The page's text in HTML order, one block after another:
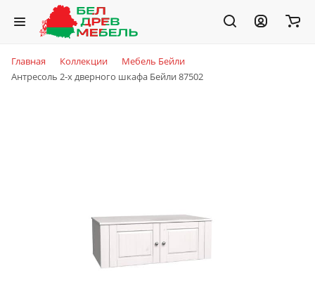
Главная Коллекции
Мебель Бейли
Антресоль 2-х дверного шкафа Бейли 87502